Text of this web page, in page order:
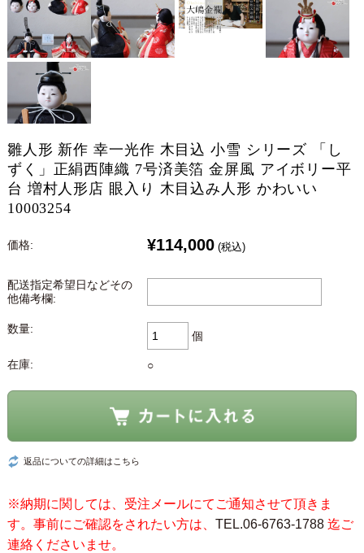
雛人形 新作 幸一光作 木目込 小雪 シリーズ 「し
ずく」正絹西陣織 7号済美箔 金屏風 アイボリー平
台 増村人形店 眼入り 木目込み人形 かわいい
10003254
価格: ¥114,000 (税込)
配送指定希望日などその
他備考欄:
数量:
個
在庫: ○
返品についての詳細はこちら
※納期に関しては、受注メールにてご通知させて頂きま
す。事前にご確認をされたい方は、 TEL.06-6763-1788迄ご
連絡くださいませ。